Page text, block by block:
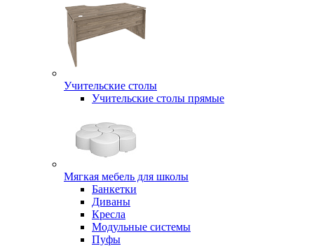
Учительские столы
Учительские столы прямые
Мягкая мебель для школы
Банкетки
Диваны
Кресла
Модульные системы
Пуфы